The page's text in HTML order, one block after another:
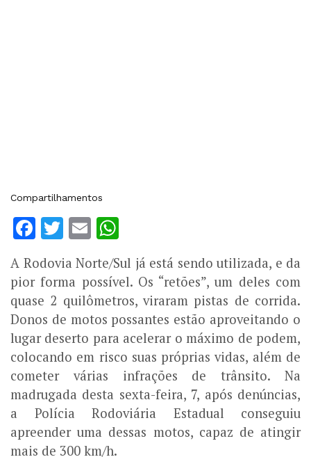
Compartilhamentos
Facebook
Twitter
Email
A Rodovia Norte/Sul já está sendo utilizada, e da
pior forma possível. Os “retões”, um deles com
quase 2 quilômetros, viraram pistas de corrida.
Donos de motos possantes estão aproveitando o
lugar deserto para acelerar o máximo de podem,
colocando em risco suas próprias vidas, além de
cometer várias infrações de trânsito. Na
madrugada desta sexta-feira, 7, após denúncias,
a Polícia Rodoviária Estadual conseguiu
apreender uma dessas motos, capaz de atingir
mais de 300 km/h.